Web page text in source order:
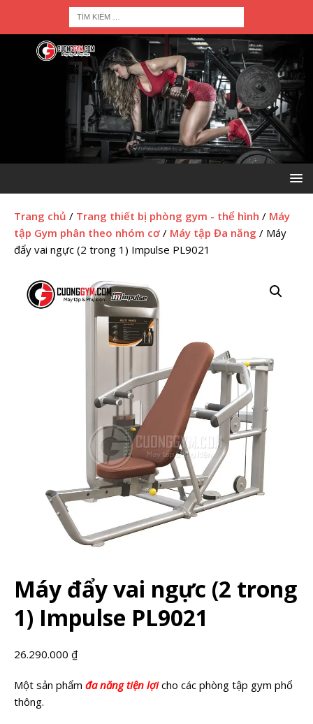
Trang chủ / Trang thiết bị phòng gym - thể hình / Máy
tập Gym phân theo nhóm cơ / Máy tập Đa năng / Máy
đẩy vai ngực (2 trong 1) Impulse PL9021
Máy đẩy vai ngực (2 trong
1) Impulse PL9021
26.290.000 ₫
Một sản phẩm đa năng tiện lợicho các phòng tập gym phổ
thông.